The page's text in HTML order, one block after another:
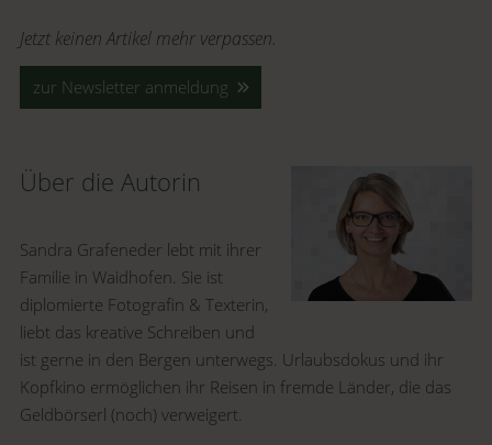
Jetzt keinen Artikel mehr verpassen.
zur Newsletter anmeldung
Über die Autorin
Sandra Grafeneder lebt mit ihrer
Familie in Waidhofen. Sie ist
diplomierte Fotografin & Texterin,
liebt das kreative Schreiben und
ist gerne in den Bergen unterwegs. Urlaubsdokus und ihr
Kopfkino ermöglichen ihr Reisen in fremde Länder, die das
Geldbörserl (noch) verweigert.